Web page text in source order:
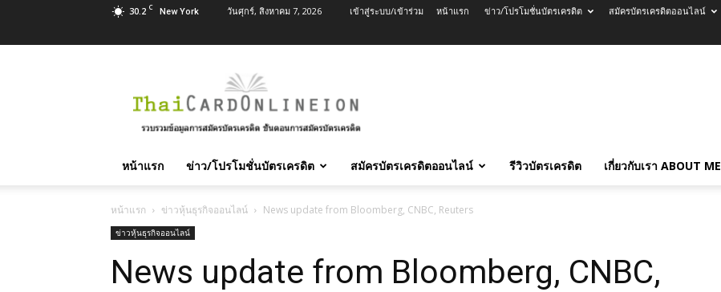
30.2 C New York วันศุกร์, สิงหาคม 7, 2026 เข้าสู่ระบบ/เข้าร่วม หน้าแรก ข่าว/โปรโมชั่นบัตรเครดิต สมัครบัตรเครดิตออนไลน์
เครดิต
บัตร
เงินสด
เชื่อ
บุคคล
ทุก
อนุมัติ
หน้าแรก ข่าว/โปรโมชั่นบัตรเครดิต สมัครบัตรเครดิตออนไลน์ รีวิวบัตรเครดิต เกี่ยวกับเรา ABOUT ME
หน้าแรก ข่าวหุ้นธุรกิจออนไลน์ News update from Bloomberg, CNBC, Reuters
ข่าวหุ้นธุรกิจออนไลน์
News update from Bloomberg, CNBC,